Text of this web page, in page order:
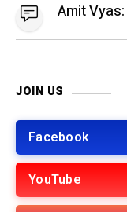
Amit Vyas:
JOIN US
Facebook
YouTube